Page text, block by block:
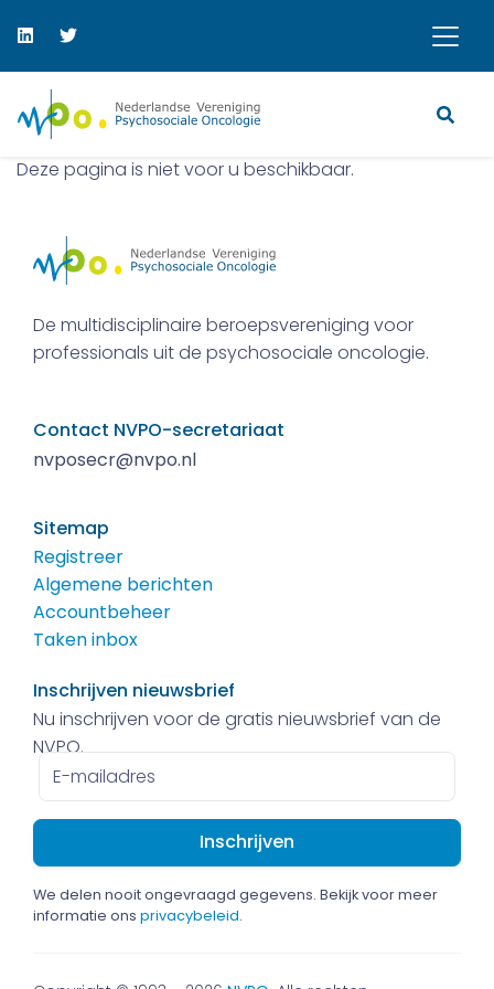
Deze pagina is niet voor u beschikbaar.
De multidisciplinaire beroepsvereniging voor
professionals uit de psychosociale oncologie.
Contact NVPO-secretariaat
nvposecr@nvpo.nl
Sitemap
Registreer
Algemene berichten
Accountbeheer
Taken inbox
Inschrijven nieuwsbrief
Nu inschrijven voor de gratis nieuwsbrief van de
NVPO.
E-
mailadres
We delen nooit ongevraagd gegevens. Bekijk voor meer
informatie ons privacybeleid.